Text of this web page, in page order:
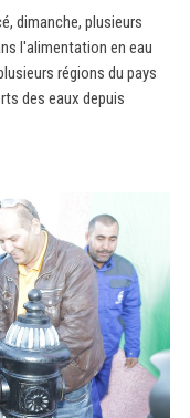
dimanche, plusieurs
l'alimentation en eau
régions du pays
des eaux depuis